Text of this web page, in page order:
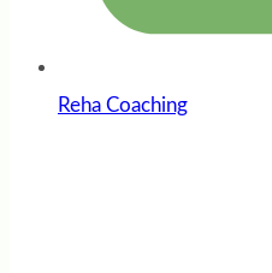
Reha Coaching